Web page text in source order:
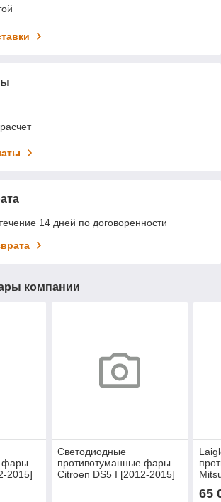
14 дней по договоренности
компании
фары
2015]
Светодиодные
противотуманные фары
Citroen DS5 I [2012-2015]
65